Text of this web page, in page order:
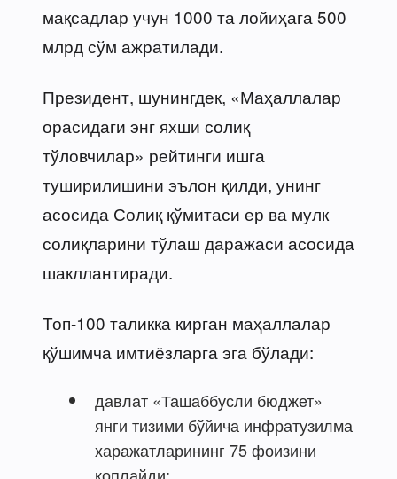
мақсадлар учун 1000 та лойиҳага 500
млрд сўм ажратилади.
Президент, шунингдек, «Маҳаллалар
орасидаги энг яхши солиқ
тўловчилар» рейтинги ишга
туширилишини эълон қилди, унинг
асосида Солиқ қўмитаси ер ва мулк
солиқларини тўлаш даражаси асосида
шакллантиради.
Топ-100 таликка кирган маҳаллалар
қўшимча имтиёзларга эга бўлади:
давлат «Ташаббусли бюджет»
янги тизими бўйича инфратузилма
харажатларининг 75 фоизини
қоплайди;